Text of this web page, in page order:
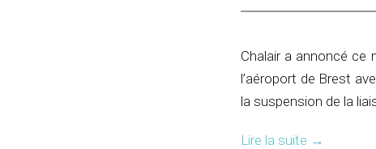
Chalair a annoncé ce
l’aéroport de Brest
la suspension de la
Lire la suite →